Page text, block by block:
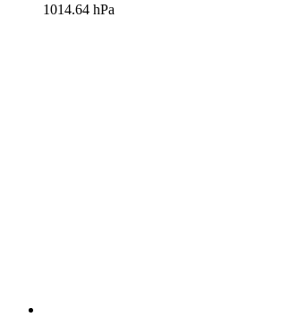
1014.64 hPa